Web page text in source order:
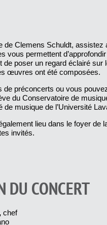
de Clemens Schuldt, assistez
vous permettent
de poser un regard éclairé sur
œuvres ont été composées.
de préconcerts ou vous
du Conservatoire de
de musique de l’Université
lieu dans le foyer de
invités.
DU CONCERT
chef